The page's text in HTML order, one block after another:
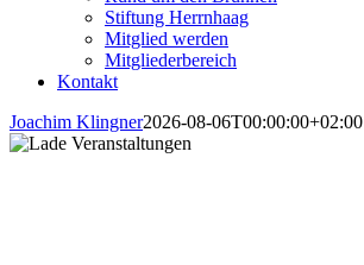
Stiftung Herrnhaag
Mitglied werden
Mitgliederbereich
Kontakt
Joachim Klingner2026-08-06T00:00:00+02:00